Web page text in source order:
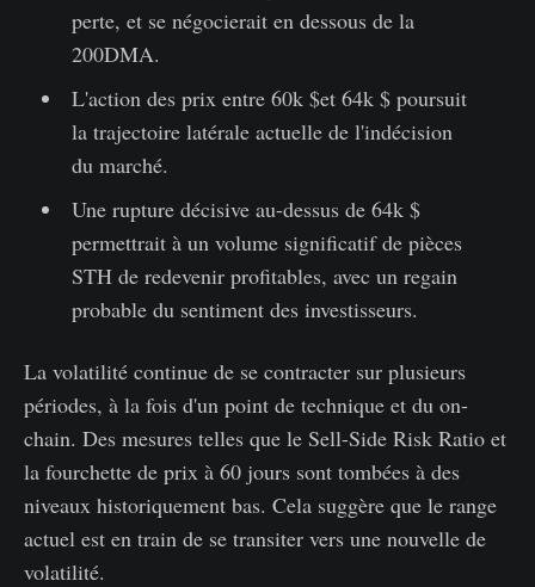
perte, et se négocierait en dessous de la
200DMA.
L'action des prix entre 60k $et 64k $ poursuit
la trajectoire latérale actuelle de l'indécision
du marché.
Une rupture décisive au-dessus de 64k $
permettrait à un volume significatif de pièces
STH de redevenir profitables, avec un regain
probable du sentiment des investisseurs.
La volatilité continue de se contracter sur plusieurs
périodes, à la fois d'un point de technique et du on-
chain. Des mesures telles que le Sell-Side Risk Ratio et
la fourchette de prix à 60 jours sont tombées à des
niveaux historiquement bas. Cela suggère que le range
actuel est en train de se transiter vers une nouvelle de
volatilité.